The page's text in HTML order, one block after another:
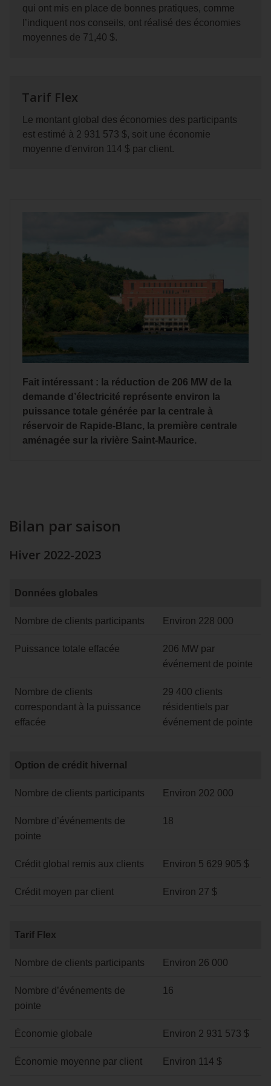
qui ont mis en place de bonnes pratiques, comme
l’indiquent nos conseils, ont réalisé des économies
moyennes de 71,40 $.
Tarif Flex
Le montant global des économies des participants
est estimé à 2 931 573 $, soit une économie
moyenne d'environ 114 $ par client.
Fait intéressant : la réduction de 206 MW de la
demande d’électricité représente environ la
puissance totale générée par la centrale à
réservoir de Rapide‑Blanc, la première centrale
aménagée sur la rivière Saint‑Maurice.
Bilan par saison
Hiver 2022-2023
globales
2022-
Données globales
Nombre de clients participants Environ 228 000
Puissance totale effacée
206 MW par
événement de pointe
Nombre de clients
correspondant à la puissance
effacée
29 400 clients
résidentiels par
événement de pointe
de
hivernal
Option de crédit hivernal
Nombre de clients participants Environ 202 000
Nombre d’événements de
pointe
18
Crédit global remis aux clients Environ 5 629 905 $
Crédit moyen par client Environ 27 $
Flex
Tarif Flex
Nombre de clients participants Environ 26 000
Nombre d’événements de
pointe
16
Économie globale Environ 2 931 573 $
Économie moyenne par client Environ 114 $